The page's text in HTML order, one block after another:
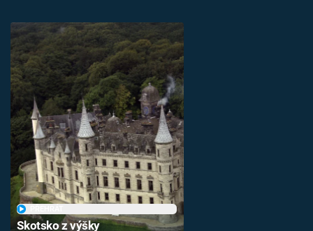
Skotsko z výšky